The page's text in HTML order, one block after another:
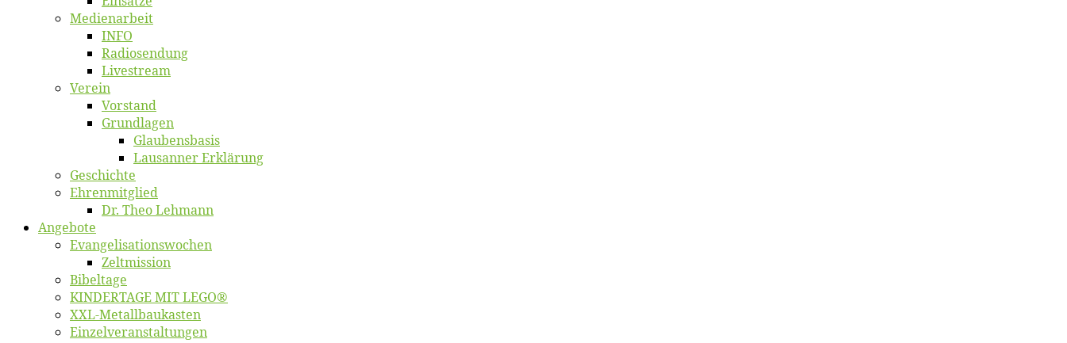
Me­di­en­ar­beit
INFO
Ra­dio­sen­dung
Live­stream
Ver­ein
Vor­stand
Grund­la­gen
Glaubens­ba­sis
Lausan­ner Erklärung
Ge­schich­te
Eh­ren­mit­glied
Dr. Theo Lehmann
An­ge­bo­te
Evangelisa­tions­wo­chen
Zelt­mis­si­on
Bi­bel­ta­ge
KINDERTAGE MIT LEGO®
XXL-Me­­tal­l­­bau­­kas­­ten
Einzelver­an­stal­tungen